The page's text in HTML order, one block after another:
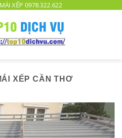
XẾP 0978.322.622
XẾP CẦN THƠ